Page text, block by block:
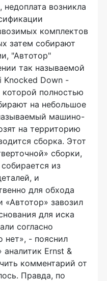
возникла
комплектов
затем собирают
"Автотор"
так называемой
Knocked Down -
полностью
на небольшое
машино-
на территорию
сборка. Этот
сборки,
из
и
для обхода
завозил
для иска
согласно
- пояснил
аналитик Ernst &
комментарий от
Правда, по